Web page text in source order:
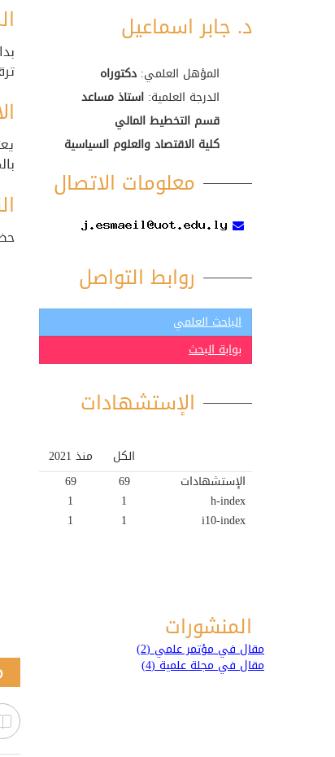
د. جابر اسماعيل
المؤهل العلمي: دكتوراه
الدرجة العلمية: استاذ مساعد
قسم التخطيط المالي
كلية الاقتصاد والعلوم السياسية
معلومات الاتصال
روابط التواصل
الباحث العلمي
بوابة البحث
الإستشهادات
الكل
منذ 2021
الإستشهادات
69
69
h-index
1
1
i10-index
1
1
المنشورات
مقال في مؤتمر علمي (2)
مقال في مجلة علمية (4)